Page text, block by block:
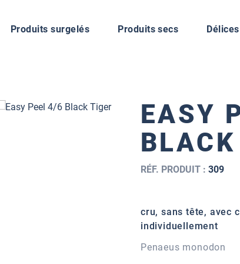
Produits surgelés
Produits secs Délices
EASY
RÉF. PRODUIT : 309
cru, sans tête, avec
individuellement
Penaeus monodon